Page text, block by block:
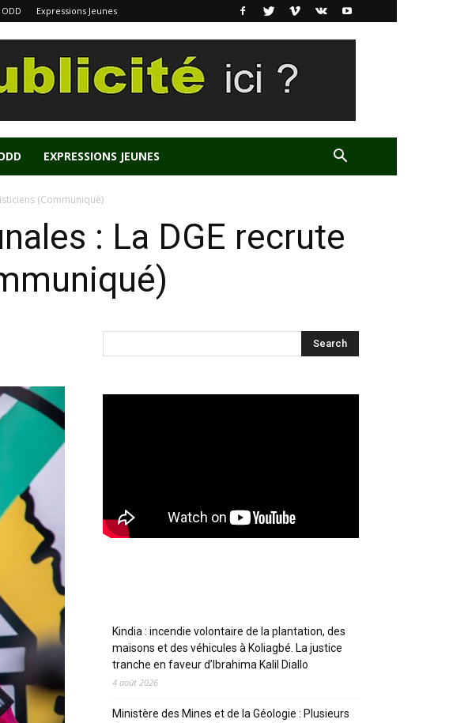
ODD Expressions Jeunes
EXPRESSIONS JEUNES
(Communiqué)
: La DGE recrute
Kindia : incendie volontaire de la plantation, des
maisons et des véhicules à Koliagbé. La justice
tranche en faveur d’Ibrahima Kalil Diallo
4 août 2026
Ministère des Mines et de la Géologie : Plusieurs